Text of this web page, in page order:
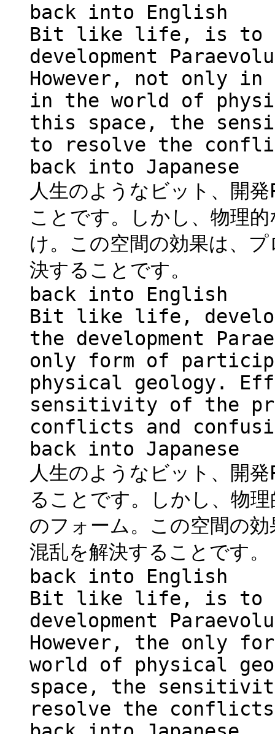
back into English
Bit like life, is to
development
However, not only
in the world of
this space, the
to resolve the
back into Japanese
人生のようなビット、開
ことです。しかし、物理
け。この空間の効果は、
決することです。
back into English
Bit like life,
the development
only form of
physical geology.
sensitivity of the
conflicts and
back into Japanese
人生のようなビット、開
ることです。しかし、物
のフォーム。この空間の
混乱を解決することです。
back into English
Bit like life, is to
development
However, the only
world of physical
space, the
resolve the